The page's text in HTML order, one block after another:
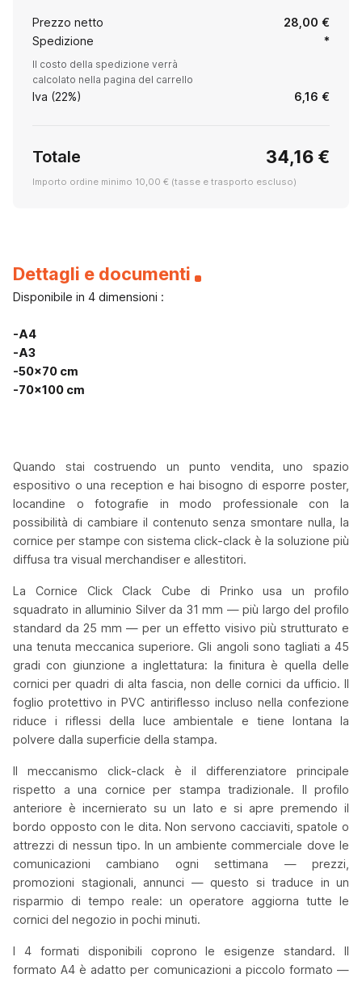
Prezzo netto
28,00 €
Spedizione
Il costo della spedizione verrà
calcolato nella pagina del carrello
*
Iva (22%) 6,16 €
Totale 34,16 €
Importo ordine minimo 10,00 € (tasse e trasporto escluso)
Dettagli e documenti
Disponibile in 4 dimensioni :
-A4
-A3
-50x70 cm
-70x100 cm
Quando stai costruendo un punto vendita, uno spazio
espositivo o una reception e hai bisogno di esporre poster,
locandine o fotografie in modo professionale con la
possibilità di cambiare il contenuto senza smontare nulla, la
cornice per stampe con sistema click-clack è la soluzione più
diffusa tra visual merchandiser e allestitori.
La Cornice Click Clack Cube di Prinko usa un profilo
squadrato in alluminio Silver da 31 mm — più largo del profilo
standard da 25 mm — per un effetto visivo più strutturato e
una tenuta meccanica superiore. Gli angoli sono tagliati a 45
gradi con giunzione a inglettatura: la finitura è quella delle
cornici per quadri di alta fascia, non delle cornici da ufficio. Il
foglio protettivo in PVC antiriflesso incluso nella confezione
riduce i riflessi della luce ambientale e tiene lontana la
polvere dalla superficie della stampa.
Il meccanismo click-clack è il differenziatore principale
rispetto a una cornice per stampa tradizionale. Il profilo
anteriore è incernierato su un lato e si apre premendo il
bordo opposto con le dita. Non servono cacciaviti, spatole o
attrezzi di nessun tipo. In un ambiente commerciale dove le
comunicazioni cambiano ogni settimana — prezzi,
promozioni stagionali, annunci — questo si traduce in un
risparmio di tempo reale: un operatore aggiorna tutte le
cornici del negozio in pochi minuti.
I 4 formati disponibili coprono le esigenze standard. Il
formato A4 è adatto per comunicazioni a piccolo formato —